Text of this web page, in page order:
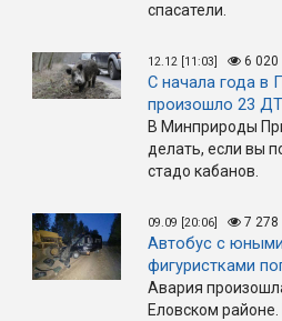
спасатели.
12.12 [11:03] 6 020
С начала года в
произошло 23
В Минприроды
делать, если вы
стадо кабанов.
09.09 [20:06] 7 278
Автобус с
фигуристками
Авария
Еловском